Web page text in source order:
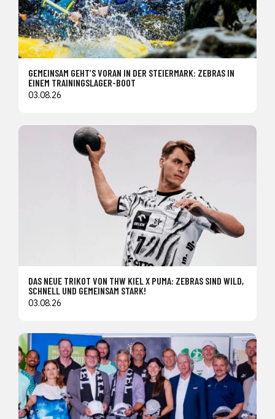
GEMEINSAM GEHT’S VORAN IN DER STEIERMARK: ZEBRAS IN
EINEM TRAININGSLAGER-BOOT
03.08.26
DAS NEUE TRIKOT VON THW KIEL X PUMA: ZEBRAS SIND WILD,
SCHNELL UND GEMEINSAM STARK!
03.08.26